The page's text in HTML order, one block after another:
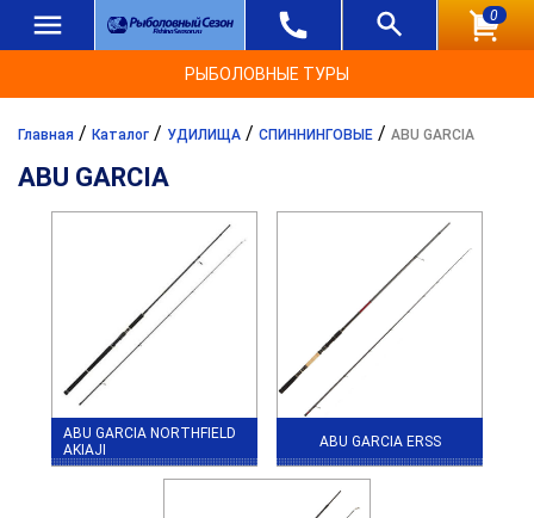
0
РЫБОЛОВНЫЕ ТУРЫ
Главная / Каталог / УДИЛИЩА / СПИННИНГОВЫЕ / ABU GARCIA
ABU GARCIA
ABU GARCIA NORTHFIELD
AKIAJI
ABU GARCIA ERSS